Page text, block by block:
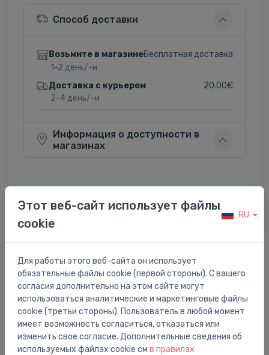
Способ доставки
Возьмите в магазине
1-2 день/-и
Бесплатная доставка
Доставка с курьером
2-4 день/-и
20.00€
Информация о доступности в
магазинах
Поделиться: Twitter Facebook
Описание товара
Plastmasas nobeigums vāks TT80
Этот веб-сайт использует файлы
cookie
RU
Для работы этого веб-сайта он использует
обязательные файлы cookie (первой стороны). С вашего
согласия дополнительно на этом сайте могут
использоваться аналитические и маркетинговые файлы
cookie (третьи стороны). Пользователь в любой момент
имеет возможность согласиться, отказаться или
изменить свое согласие. Дополнительные сведения об
используемых файлах cookie см в правилах